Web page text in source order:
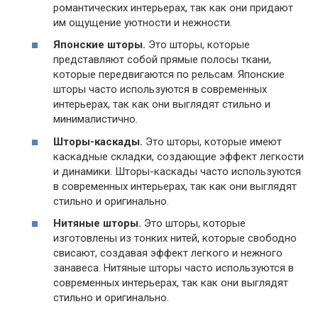
романтических интерьерах, так как они придают
им ощущение уютности и нежности.
Японские шторы. Это шторы, которые
представляют собой прямые полосы ткани,
которые передвигаются по рельсам. Японские
шторы часто используются в современных
интерьерах, так как они выглядят стильно и
минималистично.
Шторы-каскады. Это шторы, которые имеют
каскадные складки, создающие эффект легкости
и динамики. Шторы-каскады часто используются
в современных интерьерах, так как они выглядят
стильно и оригинально.
Нитяные шторы. Это шторы, которые
изготовлены из тонких нитей, которые свободно
свисают, создавая эффект легкого и нежного
занавеса. Нитяные шторы часто используются в
современных интерьерах, так как они выглядят
стильно и оригинально.